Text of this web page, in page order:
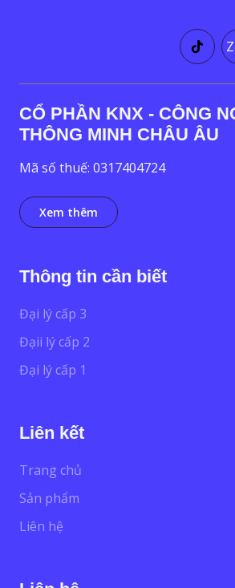
CỔ PHẦN KNX - CÔNG
THÔNG MINH CHÂU ÂU
Mã số thuế: 0317404724
Xem thêm
Thông tin cần biết
Đại lý cấp 3
Đạii lý cấp 2
Đại lý cấp 1
Liên kết
Trang chủ
Sản phẩm
Liên hệ